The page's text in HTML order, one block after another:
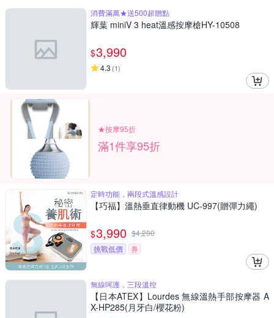
消費滿萬★送500超贈點
輝葉 miniV 3 heat溫感按摩槍HY-10508
$3,990
4.3 (1)
★按摩95折
滿1件享95折
定時功能，兩段式溫感設計
【巧福】溫熱垂直律動機 UC-997(贈彈力繩)
$3,990 $4,200
挑戰低價
券
無線呵護，三段溫控
【日本ATEX】Lourdes 無線溫熱手部按摩器 A
X-HP285(月牙白/櫻花粉)